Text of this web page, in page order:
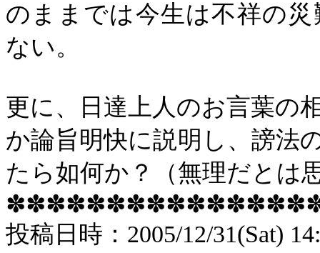
のままでは今生は不祥の
ない。
更に、日達上人のお言葉の
か論旨明快に説明し、謗法
たら如何か？（無理だとは
投稿 日時： 2005/12/31(Sat)